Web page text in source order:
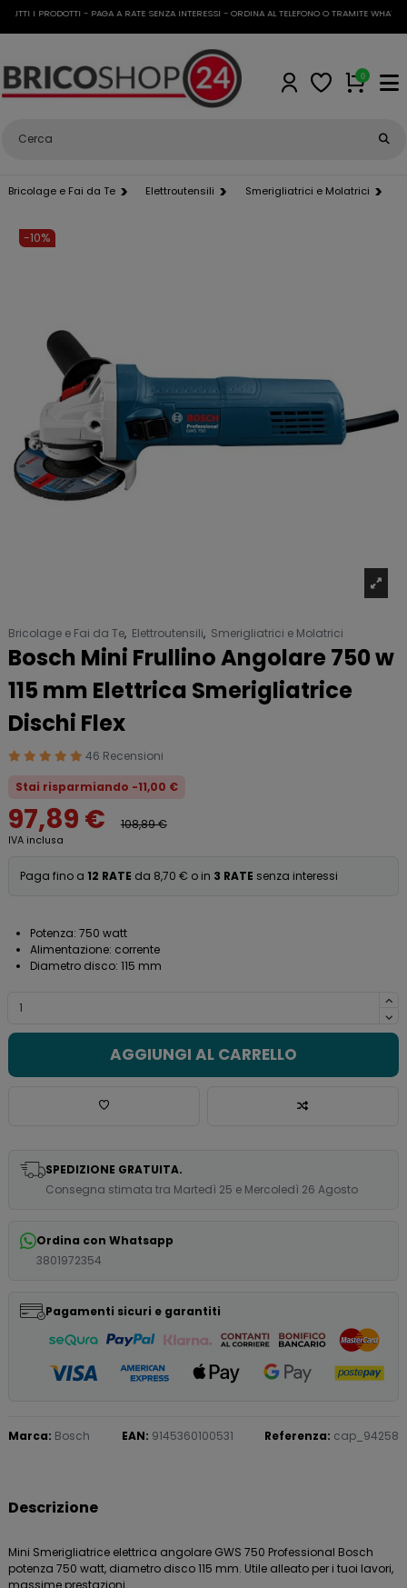
I PRODOTTI - PAGA A RATE SENZA INTERESSI - ORDINA AL TELEFONO O TRAMITE WHATSAPP
0
Bricolage e Fai da Te Elettroutensili Smerigliatrici e Molatrici
-10%
Bricolage e Fai da Te, Elettroutensili, Smerigliatrici e Molatrici
Bosch Mini Frullino Angolare 750 w
115 mm Elettrica Smerigliatrice
Dischi Flex
46 Recensioni
Stai risparmiando -11,00 €
97,89 € 108,89 €
IVA inclusa
Paga fino a 12 RATE da 8,70 € o in 3 RATE senza interessi
Potenza: 750 watt
Alimentazione: corrente
Diametro disco: 115 mm
AGGIUNGI AL CARRELLO
SPEDIZIONE GRATUITA.
Consegna stimata tra Martedì 25 e Mercoledì 26 Agosto
Ordina con Whatsapp
3801972354
Pagamenti sicuri e garantiti
Marca: Bosch EAN: 9145360100531 Referenza: cap_94258
Descrizione
Mini Smerigliatrice elettrica angolare GWS 750 Professional Bosch
potenza 750 watt, diametro disco 115 mm. Utile alleato per i tuoi lavori,